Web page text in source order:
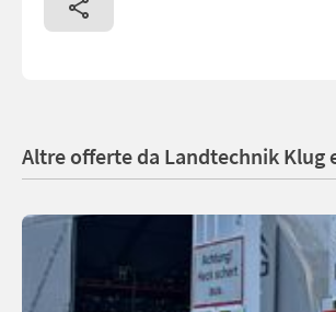
Altre offerte da Landtechnik Klug